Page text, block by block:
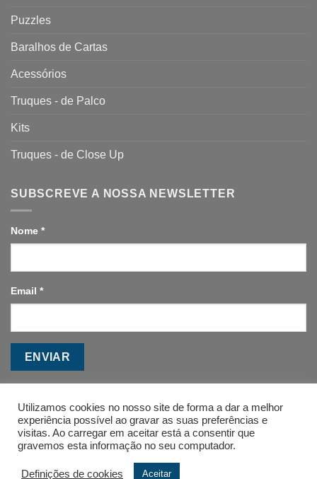
Puzzles
Baralhos de Cartas
Acessórios
Truques - de Palco
Kits
Truques - de Close Up
SUBSCREVE A NOSSA NEWSLETTER
Nome *
Email *
ENVIAR
Utilizamos cookies no nosso site de forma a dar a melhor
experiência possível ao gravar as suas preferências e
visitas. Ao carregar em aceitar está a consentir que
gravemos esta informação no seu computador.
Definições de cookies Aceitar